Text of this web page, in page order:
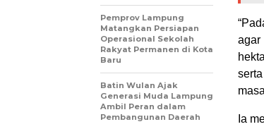
Ia
Pemprov Lampung
Matangkan Persiapan
Operasional Sekolah
Rakyat Permanen di Kota
Baru
Batin Wulan Ajak
Generasi Muda Lampung
Ambil Peran dalam
Pembangunan Daerah